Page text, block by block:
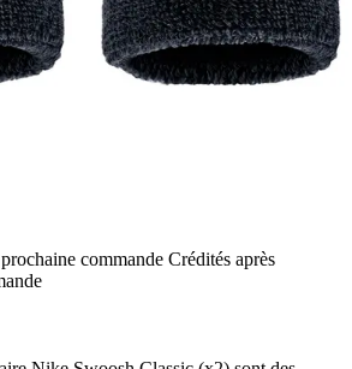
commande Crédités après